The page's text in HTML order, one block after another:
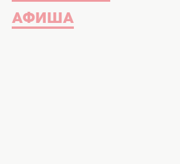
АФИША